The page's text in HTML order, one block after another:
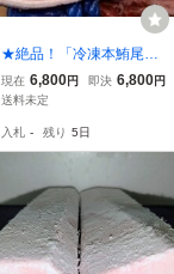
★絶品！「冷凍本鮪尾
（ロープ付き）」約3kg
（約300g/個）濃厚な旨み
位です！
現在 6,800円 即決 6,800円
送料未定
入札 - 残り 5日